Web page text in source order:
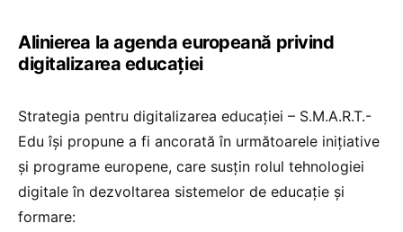
Alinierea la agenda europeană privind
digitalizarea educației
Strategia pentru digitalizarea educației – S.M.A.R.T.-
Edu își propune a fi ancorată în următoarele inițiative
și programe europene, care susțin rolul tehnologiei
digitale în dezvoltarea sistemelor de educație și
formare: